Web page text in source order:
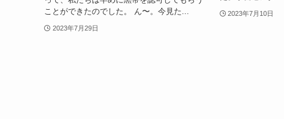
ことができたのでした。 ん〜。今見た...
2023年7月29日
2023年7月10日